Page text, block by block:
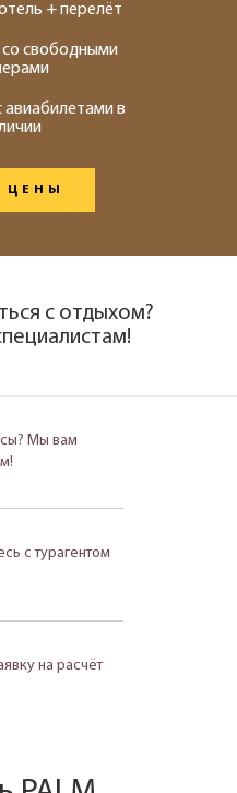
+ перелёт
со свободными
авиабилетами в
ЦЕНЫ
с отдыхом?
Мы вам
с турагентом
на расчёт